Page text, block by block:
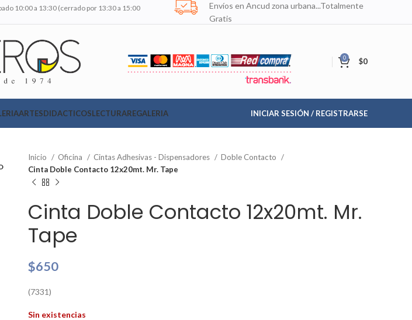
10:00 a 13:30 (cerrado por 13:30 a 15:00
Envíos en Ancud zona urbana...Totalmente
Gratis
0 $0
ARTESDIDACTICOSLECTURAREGALERIA INICIAR SESIÓN / REGISTRARSE
Inicio Oficina Cintas Adhesivas - Dispensadores
Doble Contacto
Cinta Doble Contacto 12x20mt. Mr. Tape
Cinta Doble Contacto 12x20mt. Mr.
Tape
$650
(7331)
Sin existencias